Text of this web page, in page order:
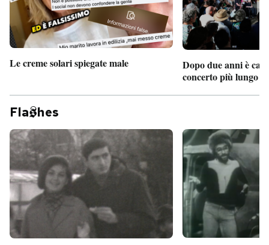
Le creme solari spiegate male
Dopo due anni è
concerto più lungo
Fla hes